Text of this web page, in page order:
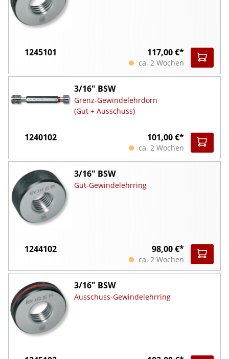
1245101 117,00 €*
ca. 2 Wochen
3/16" BSW
Grenz-Gewindelehrdorn
(Gut + Ausschuss)
1240102 101,00 €*
ca. 2 Wochen
3/16" BSW
Gut-Gewindelehrring
1244102 98,00 €*
ca. 2 Wochen
3/16" BSW
Ausschuss-Gewindelehrring